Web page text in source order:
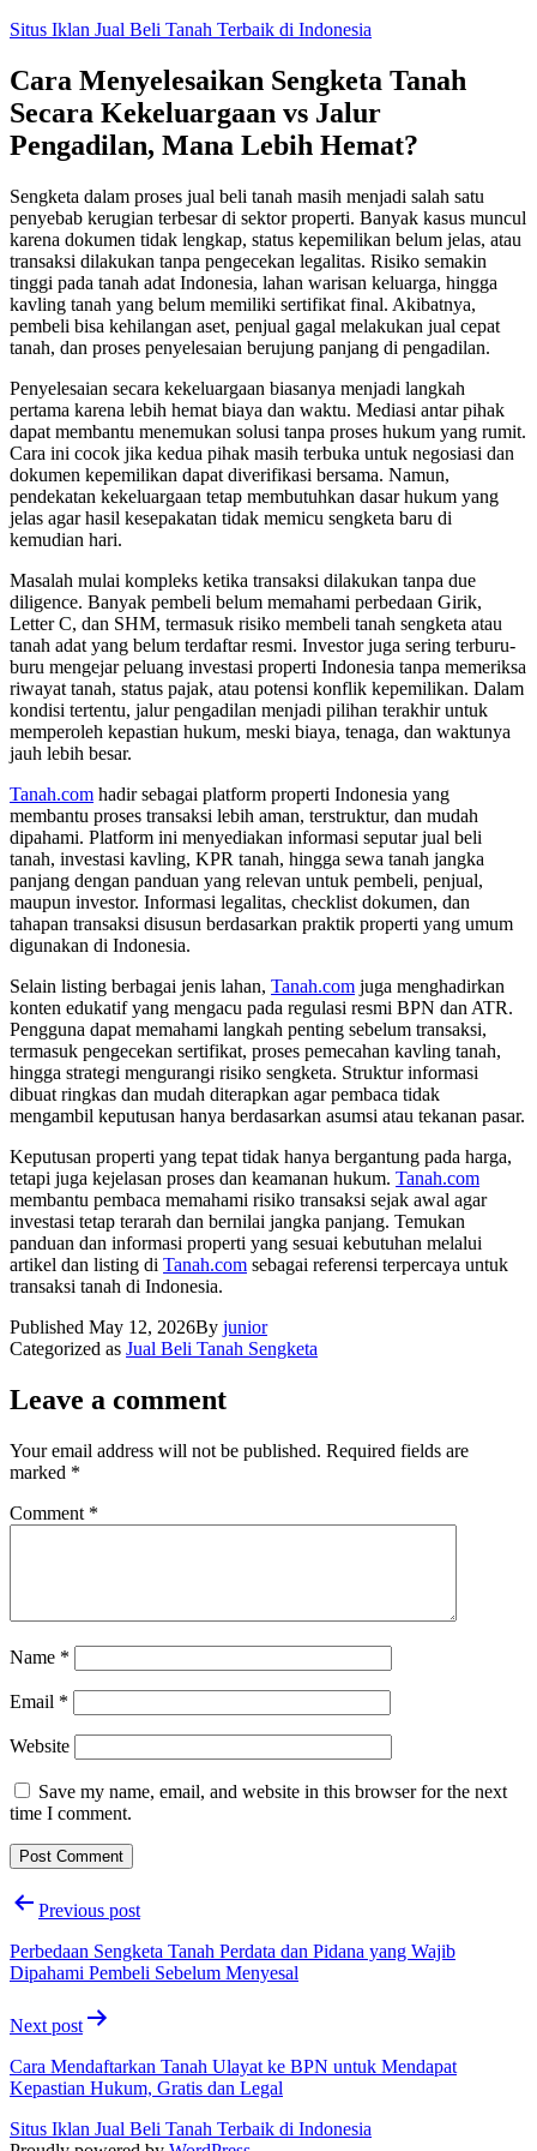
Skip
content
Situs Iklan Jual Beli Tanah Terbaik di Indonesia
Cara Menyelesaikan Sengketa Tanah
Secara Kekeluargaan vs Jalur
Pengadilan, Mana Lebih Hemat?
Sengketa dalam proses jual beli tanah masih menjadi salah satu
penyebab kerugian terbesar di sektor properti. Banyak kasus muncul
karena dokumen tidak lengkap, status kepemilikan belum jelas, atau
transaksi dilakukan tanpa pengecekan legalitas. Risiko semakin
tinggi pada tanah adat Indonesia, lahan warisan keluarga, hingga
kavling tanah yang belum memiliki sertifikat final. Akibatnya,
pembeli bisa kehilangan aset, penjual gagal melakukan jual cepat
tanah, dan proses penyelesaian berujung panjang di pengadilan.
Penyelesaian secara kekeluargaan biasanya menjadi langkah
pertama karena lebih hemat biaya dan waktu. Mediasi antar pihak
dapat membantu menemukan solusi tanpa proses hukum yang rumit.
Cara ini cocok jika kedua pihak masih terbuka untuk negosiasi dan
dokumen kepemilikan dapat diverifikasi bersama. Namun,
pendekatan kekeluargaan tetap membutuhkan dasar hukum yang
jelas agar hasil kesepakatan tidak memicu sengketa baru di
kemudian hari.
Masalah mulai kompleks ketika transaksi dilakukan tanpa due
diligence. Banyak pembeli belum memahami perbedaan Girik,
Letter C, dan SHM, termasuk risiko membeli tanah sengketa atau
tanah adat yang belum terdaftar resmi. Investor juga sering terburu-
buru mengejar peluang investasi properti Indonesia tanpa memeriksa
riwayat tanah, status pajak, atau potensi konflik kepemilikan. Dalam
kondisi tertentu, jalur pengadilan menjadi pilihan terakhir untuk
memperoleh kepastian hukum, meski biaya, tenaga, dan waktunya
jauh lebih besar.
Tanah.com hadir sebagai platform properti Indonesia yang
membantu proses transaksi lebih aman, terstruktur, dan mudah
dipahami. Platform ini menyediakan informasi seputar jual beli
tanah, investasi kavling, KPR tanah, hingga sewa tanah jangka
panjang dengan panduan yang relevan untuk pembeli, penjual,
maupun investor. Informasi legalitas, checklist dokumen, dan
tahapan transaksi disusun berdasarkan praktik properti yang umum
digunakan di Indonesia.
Selain listing berbagai jenis lahan, Tanah.com juga menghadirkan
konten edukatif yang mengacu pada regulasi resmi BPN dan ATR.
Pengguna dapat memahami langkah penting sebelum transaksi,
termasuk pengecekan sertifikat, proses pemecahan kavling tanah,
hingga strategi mengurangi risiko sengketa. Struktur informasi
dibuat ringkas dan mudah diterapkan agar pembaca tidak
mengambil keputusan hanya berdasarkan asumsi atau tekanan pasar.
Keputusan properti yang tepat tidak hanya bergantung pada harga,
tetapi juga kejelasan proses dan keamanan hukum. Tanah.com
membantu pembaca memahami risiko transaksi sejak awal agar
investasi tetap terarah dan bernilai jangka panjang. Temukan
panduan dan informasi properti yang sesuai kebutuhan melalui
artikel dan listing di Tanah.com sebagai referensi terpercaya untuk
transaksi tanah di Indonesia.
Published May 12, 2026By junior
Categorized as Jual Beli Tanah Sengketa
Leave a comment
Your email address will not be published. Required fields are
marked *
Comment *
Name *
Email *
Website
Save my name, email, and website in this browser for the next
time I comment.
PostPrevious post
Perbedaan Sengketa Tanah Perdata dan Pidana yang Wajib
Dipahami Pembeli Sebelum Menyesal
Next post
Cara Mendaftarkan Tanah Ulayat ke BPN untuk Mendapat
Kepastian Hukum, Gratis dan Legal
Situs Iklan Jual Beli Tanah Terbaik di Indonesia